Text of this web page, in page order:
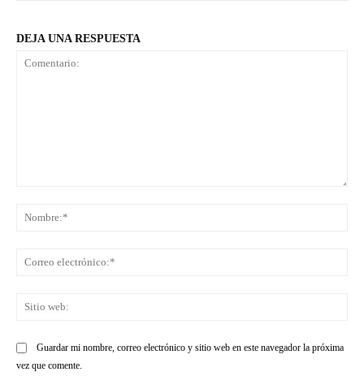
DEJA UNA RESPUESTA
Guardar mi nombre, correo electrónico y sitio web en este navegador la próxima
vez que comente.